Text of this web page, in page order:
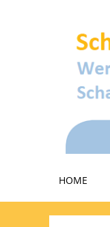
HOME